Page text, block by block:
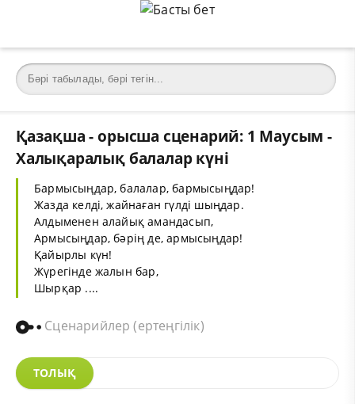
Қазақша - орысша сценарий: 1 Маусым -
Халықаралық балалар күні
Бармысыңдар, балалар, бармысыңдар!
Жазда келді, жайнаған гүлді шыңдар.
Алдыменен алайық амандасып,
Армысыңдар, бәрің де, армысыңдар!
Қайырлы күн!
Жүрегінде жалын бар,
Шырқар ....
Сценарийлер (ертеңгілік)
ТОЛЫҚ